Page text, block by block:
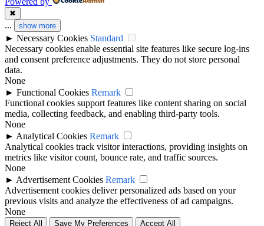
✖
... show more
► Necessary Cookies Standard
Necessary cookies enable essential site features like secure log-ins
and consent preference adjustments. They do not store personal
data.
None
► Functional Cookies Remark
Functional cookies support features like content sharing on social
media, collecting feedback, and enabling third-party tools.
None
► Analytical Cookies Remark
Analytical cookies track visitor interactions, providing insights on
metrics like visitor count, bounce rate, and traffic sources.
None
► Advertisement Cookies Remark
Advertisement cookies deliver personalized ads based on your
previous visits and analyze the effectiveness of ad campaigns.
None
Reject All Save My Preferences Accept All